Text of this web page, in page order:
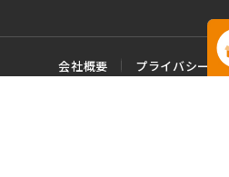
会社概要 プライバシーポ